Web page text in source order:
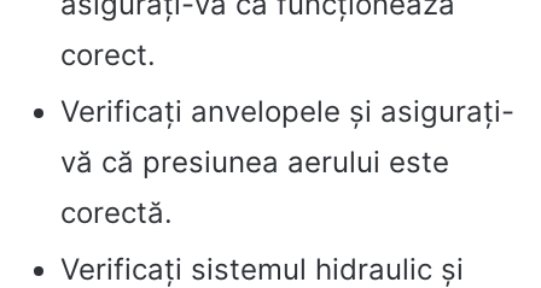
corect.
Verificați anvelopele și asigurați-
vă că presiunea aerului este
corectă.
Verificați sistemul hidraulic și